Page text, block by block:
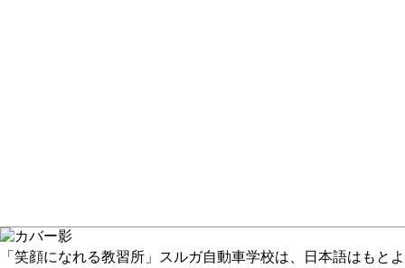
「笑顔になれる教習所」スルガ自動車学校は、日本語はもと